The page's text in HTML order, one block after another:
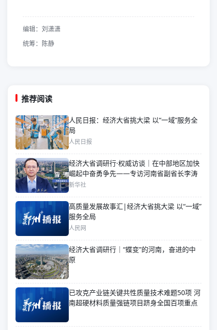
编辑：刘潇潇
统筹：陈静
推荐阅读
人民日报：经济大省挑大梁 以“一域”服务全
局
人民日报
经济大省调研行·权威访谈｜在中部地区加快
崛起中奋勇争先——专访河南省副省长李涛
新华社
高质量发展故事汇|经济大省挑大梁 以“一域”
服务全局
人民网
经济大省调研行｜“蝶变”的河南，奋进的中
原
已攻克产业链关键共性质量技术难题50项 河
南超硬材料质量强链项目跻身全国百项重点